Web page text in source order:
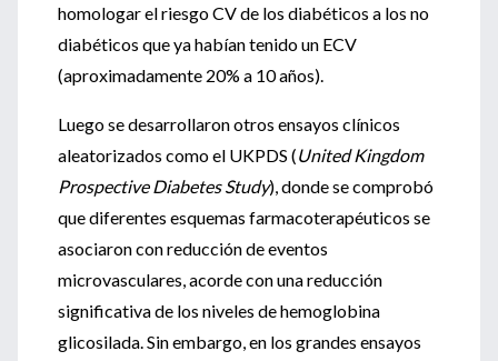
homologar el riesgo CV de los diabéticos a los no
diabéticos que ya habían tenido un ECV
(aproximadamente 20% a 10 años).
Luego se desarrollaron otros ensayos clínicos
aleatorizados como el UKPDS (United Kingdom
Prospective Diabetes Study), donde se comprobó
que diferentes esquemas farmacoterapéuticos se
asociaron con reducción de eventos
microvasculares, acorde con una reducción
significativa de los niveles de hemoglobina
glicosilada. Sin embargo, en los grandes ensayos